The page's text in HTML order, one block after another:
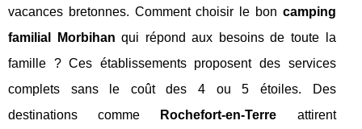
vacances bretonnes. Comment choisir le bon camping
familial Morbihan qui répond aux besoins de toute la
famille ? Ces établissements proposent des services
complets sans le coût des 4 ou 5 étoiles. Des
destinations comme
Rochefort-en-Terre attirent